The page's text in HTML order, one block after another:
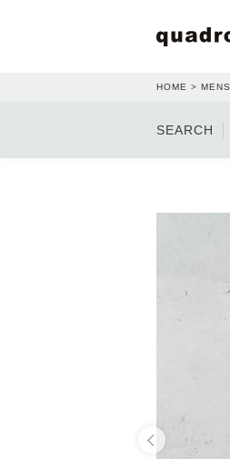
HOME MENS
SEARCH